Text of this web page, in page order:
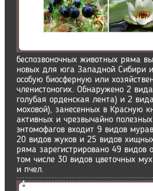
беспозвоночных животных ряма
новых для юга Западной Сибири
особую биосферную или
членистоногих. Обнаружено 2
голубая орденская лента) и 2
моховой), занесенных в Красную
активных и чрезвычайно
энтомофагов входит 9 видов
20 видов жуков и 25 видов
ряма зарегистрировано 49 видов
том числе 30 видов цветочных
и пчел.